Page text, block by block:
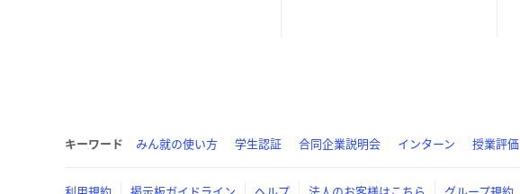
キーワード みん就の使い方 学生認証 合同企業説明会 インターン 授業評価